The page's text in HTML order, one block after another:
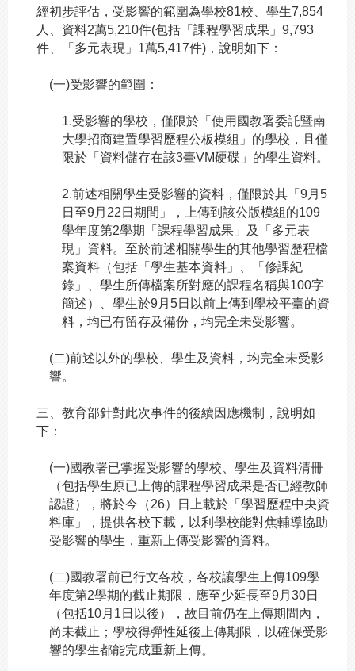
經初步評估，受影響的範圍為學校81校、學生7,854
人、資料2萬5,210件(包括「課程學習成果」9,793
件、「多元表現」1萬5,417件)，說明如下：
(一)受影響的範圍：
1.受影響的學校，僅限於「使用國教署委託暨南
大學招商建置學習歷程公板模組」的學校，且僅
限於「資料儲存在該3臺VM硬碟」的學生資料。
2.前述相關學生受影響的資料，僅限於其「9月5
日至9月22日期間」，上傳到該公版模組的109
學年度第2學期「課程學習成果」及「多元表
現」資料。至於前述相關學生的其他學習歷程檔
案資料（包括「學生基本資料」、「修課紀
錄」、學生所傳檔案所對應的課程名稱與100字
簡述）、學生於9月5日以前上傳到學校平臺的資
料，均已有留存及備份，均完全未受影響。
(二)前述以外的學校、學生及資料，均完全未受影
響。
三、教育部針對此次事件的後續因應機制，說明如
下：
(一)國教署已掌握受影響的學校、學生及資料清冊
（包括學生原已上傳的課程學習成果是否已經教師
認證），將於今（26）日上載於「學習歷程中央資
料庫」，提供各校下載，以利學校能對焦輔導協助
受影響的學生，重新上傳受影響的資料。
(二)國教署前已行文各校，各校讓學生上傳109學
年度第2學期的截止期限，應至少延長至9月30日
（包括10月1日以後），故目前仍在上傳期間內，
尚未截止；學校得彈性延後上傳期限，以確保受影
響的學生都能完成重新上傳。